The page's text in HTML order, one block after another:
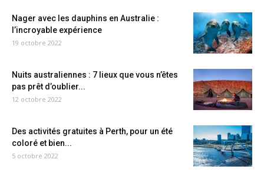
Nager avec les dauphins en Australie :
l’incroyable expérience
19 octobre 2022
Nuits australiennes : 7 lieux que vous n’êtes
pas prêt d’oublier...
12 octobre 2022
Des activités gratuites à Perth, pour un été
coloré et bien...
5 octobre 2022